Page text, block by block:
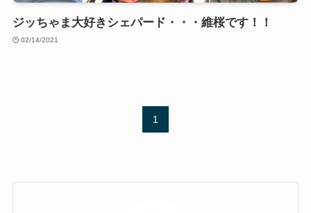
ジッちゃま大好きシェパード・・・維桜です！！
02/14/2021
1